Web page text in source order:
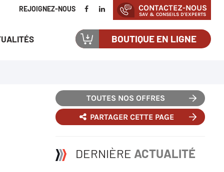
REJOIGNEZ-NOUS CONTACTEZ-NOUS
SAV & CONSEILS D'EXPERTS
BOUTIQUE EN LIGNE
TOUTES NOS OFFRES
PARTAGER CETTE PAGE
DERNIÈRE ACTUALITÉ